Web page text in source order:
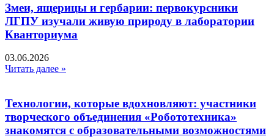
Змеи, ящерицы и гербарии: первокурсники
ЛГПУ изучали живую природу в лаборатории
Кванториума
03.06.2026
Читать далее »
Технологии, которые вдохновляют: участники
творческого объединения «Робототехника»
знакомятся с образовательными возможностями